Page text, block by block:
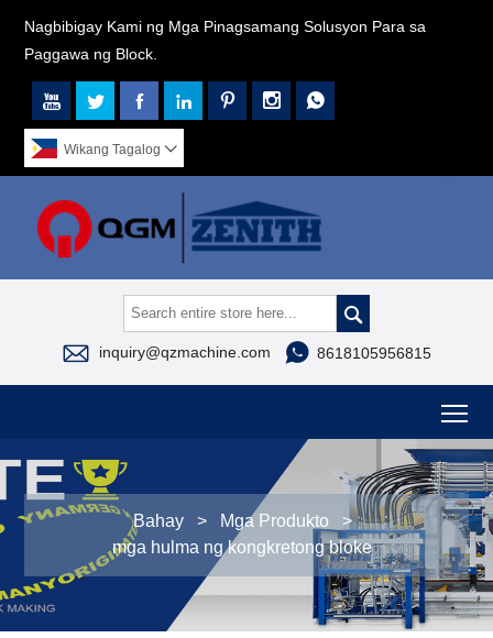
Nagbibigay Kami ng Mga Pinagsamang Solusyon Para sa
Paggawa ng Block.
      
Wikang Tagalog 

 inquiry@qzmachine.com  8618105956815
Bahay > Mga Produkto
>
mga hulma ng kongkretong bloke